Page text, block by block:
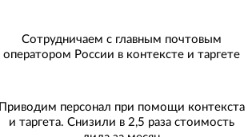
Сотрудничаем с главным почтовым
оператором России в контексте и таргете
Приводим персонал при помощи контекста
и таргета. Снизили в 2,5 раза стоимость